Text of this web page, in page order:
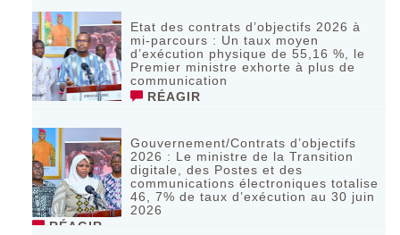
Etat des contrats d’objectifs 2026 à
mi-parcours : Un taux moyen
d’exécution physique de 55,16 %, le
Premier ministre exhorte à plus de
communication
RÉAGIR
Gouvernement/Contrats d’objectifs
2026 : Le ministre de la Transition
digitale, des Postes et des
communications électroniques totalise
46, 7% de taux d’exécution au 30 juin
2026
RÉAGIR